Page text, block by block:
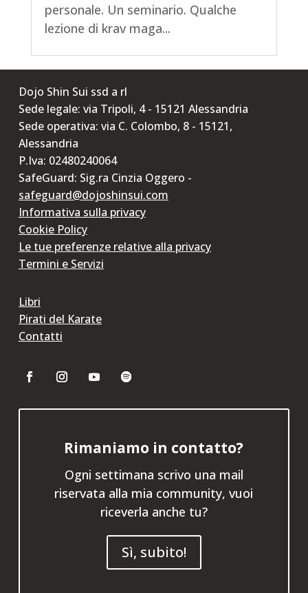
personale. Un seminario. Qualche
lezione di krav maga...
Dojo Shin Sui ssd a rl
Sede legale: via Tripoli, 4 - 15121 Alessandria
Sede operativa: via C. Colombo, 8 - 15121,
Alessandria
P.Iva: 02480240064
SafeGuard: Sig.ra Cinzia Oggero -
safeguard@dojoshinsui.com
Informativa sulla privacy
Cookie Policy
Le tue preferenze relative alla privacy
Termini e Servizi
Libri
Pirati del Karate
Contatti
Rimaniamo in contatto?
Ogni settimana scrivo una mail
riservata alla mia community, vuoi
riceverla anche tu?
Sì, subito!